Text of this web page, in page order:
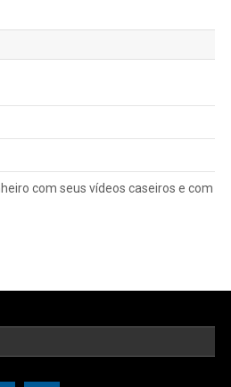
com seus vídeos caseiros e com